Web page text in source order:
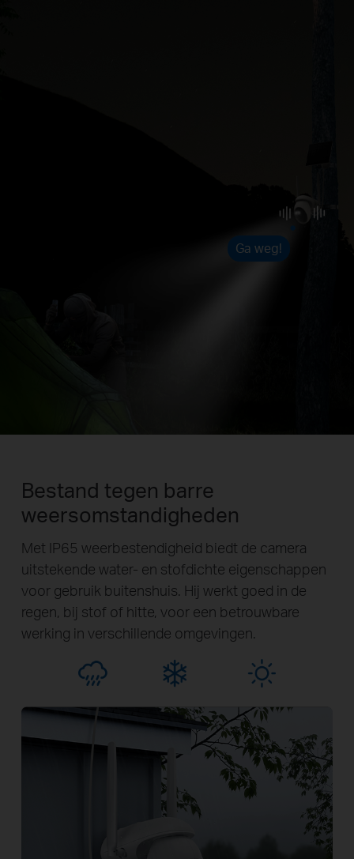
Ga weg!
Bestand tegen barre
weersomstandigheden
Met IP65 weerbestendigheid biedt de camera
uitstekende water- en stofdichte eigenschappen
voor gebruik buitenshuis. Hij werkt goed in de
regen, bij stof of hitte, voor een betrouwbare
werking in verschillende omgevingen.